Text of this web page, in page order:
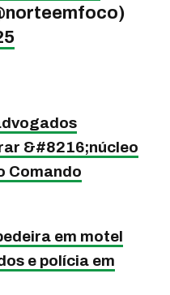
&#8216;núcleo
Comando
em motel
e polícia em